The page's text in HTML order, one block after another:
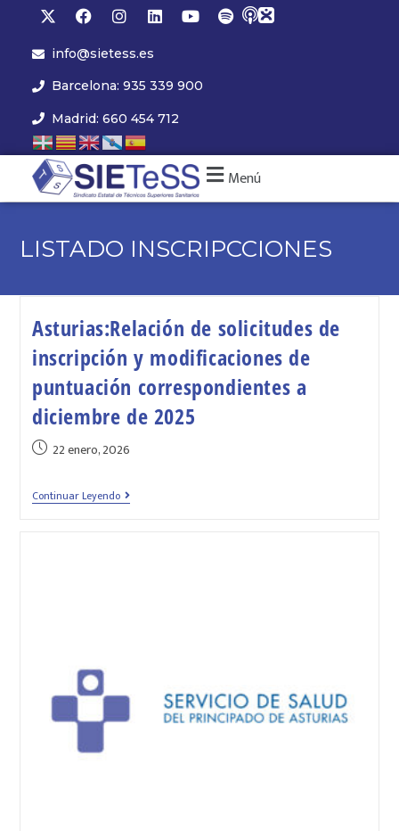
info@sietess.es
Barcelona: 935 339 900
Madrid: 660 454 712
Menú
LISTADO INSCRIPCCIONES
Asturias:Relación de solicitudes de
inscripción y modificaciones de
puntuación correspondientes a
diciembre de 2025
22 enero, 2026
Continuar Leyendo